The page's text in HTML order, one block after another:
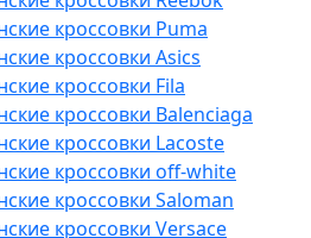
кроссовки Puma
кроссовки Asics
кроссовки Fila
кроссовки Balenciaga
кроссовки Lacoste
кроссовки off-white
кроссовки Saloman
кроссовки Versace